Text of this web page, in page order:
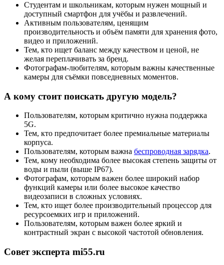
Студентам и школьникам, которым нужен мощный и
доступный смартфон для учёбы и развлечений.
Активным пользователям, ценящим
производительность и объём памяти для хранения фото,
видео и приложений.
Тем, кто ищет баланс между качеством и ценой, не
желая переплачивать за бренд.
Фотографам-любителям, которым важны качественные
камеры для съёмки повседневных моментов.
А кому стоит поискать другую модель?
Пользователям, которым критично нужна поддержка
5G.
Тем, кто предпочитает более премиальные материалы
корпуса.
Пользователям, которым важна беспроводная зарядка.
Тем, кому необходима более высокая степень защиты от
воды и пыли (выше IP67).
Фотографам, которым важен более широкий набор
функций камеры или более высокое качество
видеозаписи в сложных условиях.
Тем, кто ищет более производительный процессор для
ресурсоемких игр и приложений.
Пользователям, которым важен более яркий и
контрастный экран с высокой частотой обновления.
Совет эксперта mi55.ru